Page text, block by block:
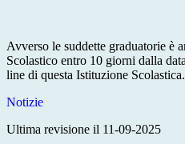
Avverso le suddette graduatorie è
Scolastico entro 10 giorni dalla
line di questa Istituzione Scolastica.
Notizie
Ultima revisione il 11-09-2025